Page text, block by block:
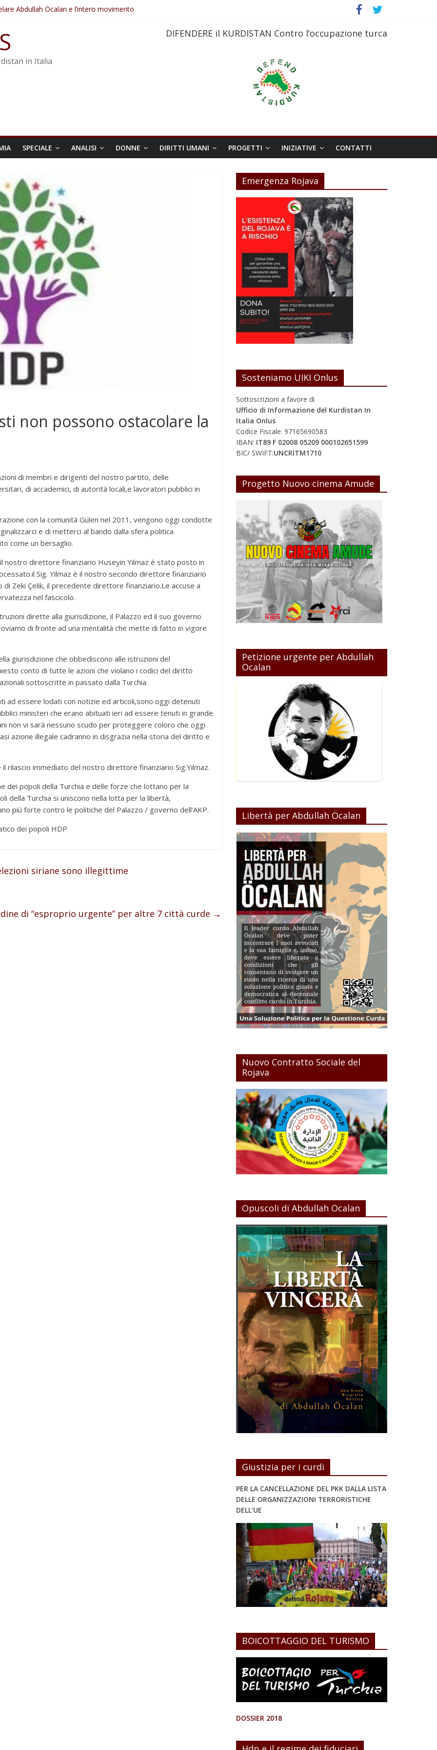
Abdullah Öcalan e l’intero movimento
di guerra dell’Iran
trasformata in legge positiva
in Italia
DIFENDERE il KURDISTAN Contro l’occupazione turca
SPECIALE ANALISI DONNE DIRITTI UMANI PROGETTI INIZIATIVE CONTATTI
non possono ostacolare la
di membri e dirigenti del nostro partito, delle
di accademici, di autorità locali,e lavoratori pubblici in
con la comunità Gülen nel 2011, vengono oggi condotte
e di metterci al bando dalla sfera politica
come un bersaglio.
nostro direttore finanziario Huseyin Yilmaz è stato posto in
Sig. Yilmaz è il nostro secondo direttore finanziario
Zeki Çelik, il precedente direttore finanziario.Le accuse a
nel fascicolo.
dirette alla giurisdizione, il Palazzo ed il suo governo
di fronte ad una mentalità che mette di fatto in vigore
giurisdizione che obbediscono alle istruzioni del
conto di tutte le azioni che violano i codici del diritto
sottoscritte in passato dalla Turchia.
ad essere lodati con notizie ed articoli,sono oggi detenuti
ministeri che erano abituati ieri ad essere tenuti in grande
non vi sarà nessuno scudo per proteggere coloro che oggi
azione illegale cadranno in disgrazia nella storia del diritto e
rilascio immediato del nostro direttore finanziario Sig.Yilmaz.
dei popoli della Turchia e delle forze che lottano per la
della Turchia si uniscono nella lotta per la libertà,
più forte contro le politiche del Palazzo / governo dell’AKP.
dei popoli HDP
siriane sono illegittime
di “esproprio urgente” per altre 7 città curde →
Emergenza Rojava
Sosteniamo UIKI Onlus
Sottoscrizioni a favore di
Ufficio di Informazione del Kurdistan In
Italia Onlus
Codice Fiscale: 97165690583
IBAN: IT89 F 02008 05209 000102651599
BIC/ SWIFT:UNCRITM1710
Progetto Nuovo cinema Amude
Petizione urgente per Abdullah
Ocalan
Libertà per Abdullah Öcalan
Nuovo Contratto Sociale del
Rojava
Opuscoli di Abdullah Ocalan
Giustizia per i curdi
PER LA CANCELLAZIONE DEL PKK DALLA LISTA
DELLE ORGANIZZAZIONI TERRORISTICHE
DELL’UE
BOICOTTAGGIO DEL TURISMO
DOSSIER 2018